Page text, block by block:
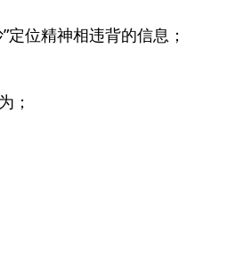
定位精神相违背的信息；
；